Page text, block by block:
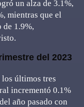
un alza de 3.1%,
mientras que el
de 1.9%,
del 2023
últimos tres
incrementó 0.1%
año pasado con